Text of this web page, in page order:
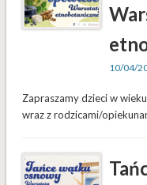
10/04/
Zapraszamy dzieci w
wraz z rodzicami/